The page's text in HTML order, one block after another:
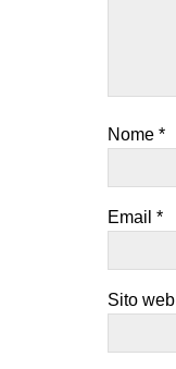
Nome *
Email *
Sito web